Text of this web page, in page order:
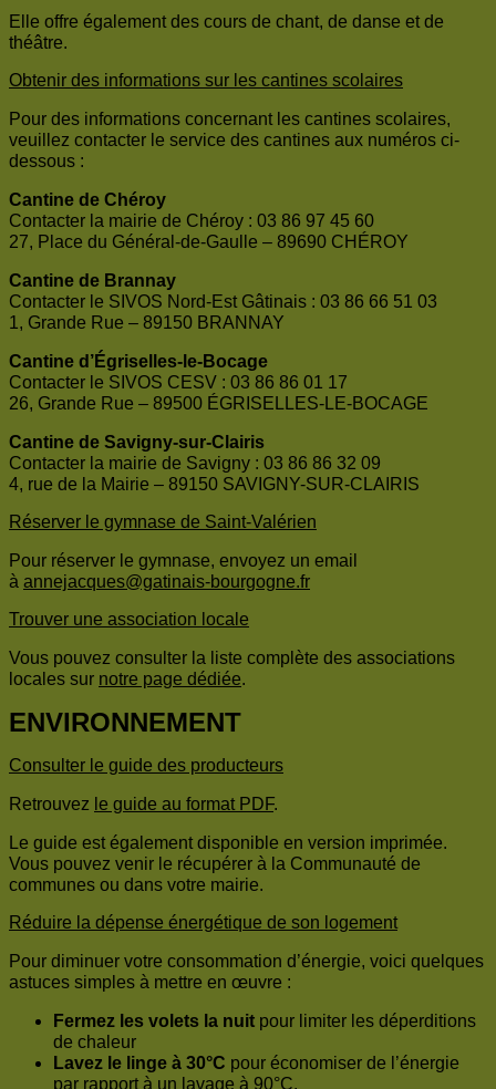
Elle offre également des cours de chant, de danse et de
théâtre.
Obtenir des informations sur les cantines scolaires
Pour des informations concernant les cantines scolaires,
veuillez contacter le service des cantines aux numéros ci-
dessous :
Cantine de Chéroy
Contacter la mairie de Chéroy : 03 86 97 45 60
27, Place du Général-de-Gaulle – 89690 CHÉROY
Cantine de Brannay
Contacter le SIVOS Nord-Est Gâtinais : 03 86 66 51 03
1, Grande Rue – 89150 BRANNAY
Cantine d’Égriselles-le-Bocage
Contacter le SIVOS CESV : 03 86 86 01 17
26, Grande Rue – 89500 ÉGRISELLES-LE-BOCAGE
Cantine de Savigny-sur-Clairis
Contacter la mairie de Savigny : 03 86 86 32 09
4, rue de la Mairie – 89150 SAVIGNY-SUR-CLAIRIS
Réserver le gymnase de Saint-Valérien
Pour réserver le gymnase, envoyez un email
à annejacques@gatinais-bourgogne.fr
Trouver une association locale
Vous pouvez consulter la liste complète des associations
locales sur notre page dédiée.
ENVIRONNEMENT
Consulter le guide des producteurs
Retrouvez le guide au format PDF.
Le guide est également disponible en version imprimée.
Vous pouvez venir le récupérer à la Communauté de
communes ou dans votre mairie.
Réduire la dépense énergétique de son logement
Pour diminuer votre consommation d’énergie, voici quelques
astuces simples à mettre en œuvre :
Fermez les volets la nuit pour limiter les déperditions
de chaleur
Lavez le linge à 30°C pour économiser de l’énergie
par rapport à un lavage à 90°C.